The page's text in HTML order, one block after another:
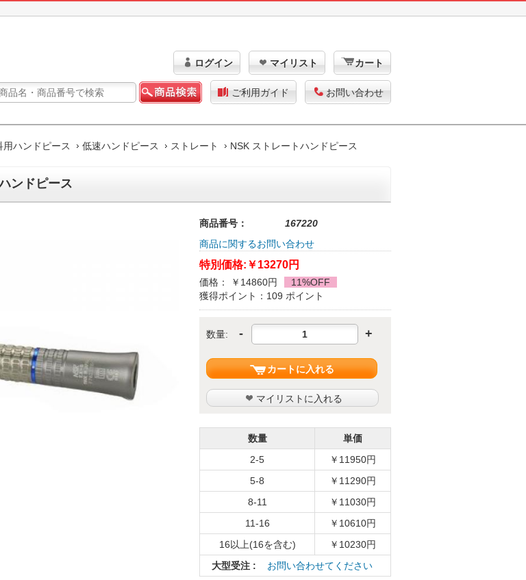
ログイン マイリスト カート
ご利用ガイド お問い合わせ
用ハンドピース 低速ハンドピース ストレート NSK ストレートハンドピース
ンドピース
商品番号：
167220
商品に関するお問い合わせ
特別価格: ￥13270円
価格： ￥14860円
11%OFF
獲得ポイント：109 ポイント
数量: - +
カートに入れる
マイリストに入れる
数量
単価
2-5
￥11950円
5-8
￥11290円
8-11
￥11030円
11-16
￥10610円
16以上(16を含む)
￥10230円
大型受注 : お問い合わせてください